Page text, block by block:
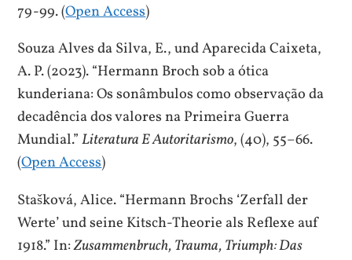
79-99. (Open Access)
Souza Alves da Silva, E., und Aparecida Caixeta,
A. P. (2023). “Hermann Broch sob a ótica
kunderiana: Os sonâmbulos como observação da
decadência dos valores na Primeira Guerra
Mundial.”Literatura E Autoritarismo, (40), 55–66.
(Open Access)
Stašková, Alice. “Hermann Brochs ‘Zerfall der
Werte’ und seine Kitsch-Theorie als Reflexe auf
1918.” In:Zusammenbruch, Trauma, Triumph: Das